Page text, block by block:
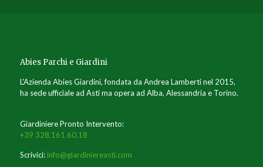
Abies Parchi e Giardini
L'Azienda Abies Giardini, fondata da Andrea Lamberti nel 2015,
ha sede ufficiale ad Asti ma opera ad Alba, Alessandria e Torino.
Giardiniere Pronto Intervento:
+39 328.161.60.18
Scrivici: info@giardiniereasti.com